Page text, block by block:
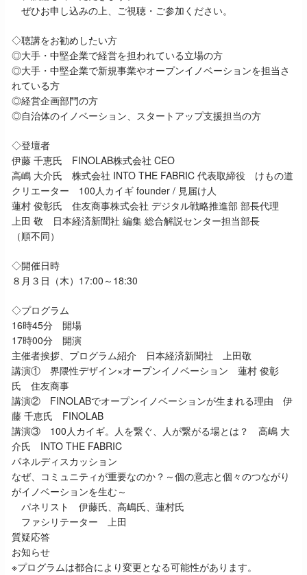
ぜひお申し込みの上、ご視聴・ご参加ください。
◇聴講をお勧めしたい方
◎大手・中堅企業で経営を担われている立場の方
◎大手・中堅企業で新規事業やオープンイノベーションを担当さ
れている方
◎経営企画部門の方
◎自治体のイノベーション、スタートアップ支援担当の方
◇登壇者
伊藤 千恵氏 FINOLAB株式会社 CEO
高嶋 大介氏 株式会社 INTO THE FABRIC 代表取締役 けもの道
クリエーター 100人カイギ founder / 見届け人
蓮村 俊彰氏 住友商事株式会社 デジタル戦略推進部 部長代理
上田 敬 日本経済新聞社 編集 総合解説センター担当部長
（順不同）
◇開催日時
８月３日（木）17:00～18:30
◇プログラム
16時45分 開場
17時00分 開演
主催者挨拶、プログラム紹介 日本経済新聞社 上田敬
講演① 界隈性デザイン×オープンイノベーション 蓮村 俊彰
氏 住友商事
講演② FINOLABでオープンイノベーションが生まれる理由 伊
藤 千恵氏 FINOLAB
講演③ 100人カイギ。人を繋ぐ、人が繋がる場とは？ 高嶋 大
介氏 INTO THE FABRIC
パネルディスカッション
なぜ、コミュニティが重要なのか？～個の意志と個々のつながり
がイノベーションを生む～
パネリスト 伊藤氏、高嶋氏、蓮村氏
ファシリテーター 上田
質疑応答
お知らせ
※プログラムは都合により変更となる可能性があります。